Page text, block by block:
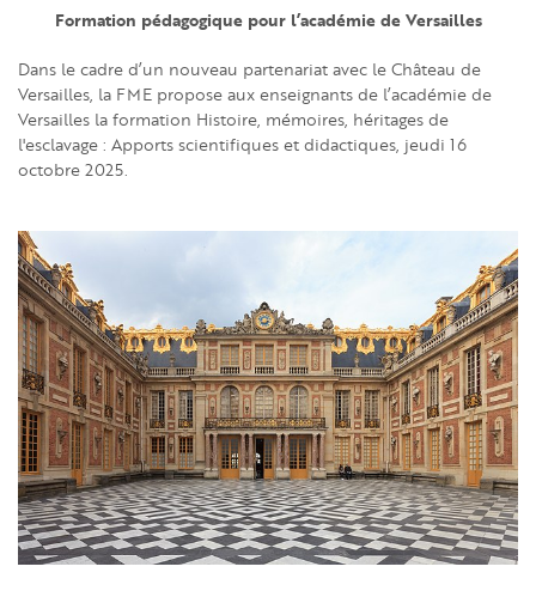
Formation pédagogique pour l’académie de Versailles
Dans le cadre d’un nouveau partenariat avec le Château de
Versailles, la FME propose aux enseignants de l’académie de
Versailles la formation Histoire, mémoires, héritages de
l'esclavage : Apports scientifiques et didactiques, jeudi 16
octobre 2025.